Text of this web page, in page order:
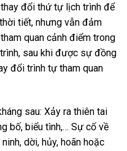
đổi thứ tự lịch trình để
tiết, nhưng vẫn đảm
quan cảnh điểm trong
sau khi được sự đồng
đổi trình tự tham quan
sau: Xảy ra thiên tai
bố, biểu tình,… Sự cố về
dời, hủy, hoãn hoặc